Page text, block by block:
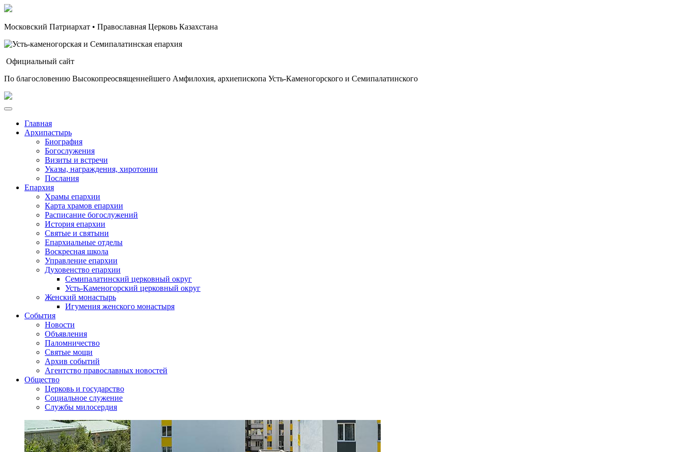
Московский Патриархат • Православная Церковь Казахстана
Официальный сайт
По благословению Высокопреосвященнейшего Амфилохия, архиепископа Усть-Каменогорского и Семипалатинского
Главная
Архипастырь
Биография
Богослужения
Визиты и встречи
Указы, награждения, хиротонии
Послания
Епархия
Храмы епархии
Карта храмов епархии
Расписание богослужений
История епархии
Святые и святыни
Епархиальные отделы
Воскресная школа
Управление епархии
Духовенство епархии
Семипалатинский церковный округ
Усть-Каменогорский церковный округ
Женский монастырь
Игумения женского монастыря
События
Новости
Объявления
Паломничество
Святые мощи
Архив событий
Агентство православных новостей
Общество
Церковь и государство
Социальное служение
Службы милосердия